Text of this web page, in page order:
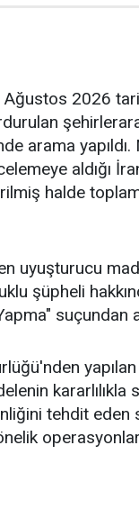
2026
arama
aldığı
halde
uyuşturucu
şüpheli
suçundan
tehdit eden